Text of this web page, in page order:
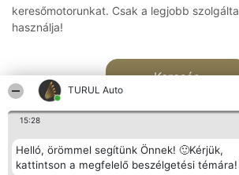
TURUL Auto
15:28
Helló, örömmel segítünk Önnek! 🙂Kérjük,
kattintson a megfelelő beszélgetési témára!
keresőmotorunkat. Csak a legjobb
használja!
Keresés